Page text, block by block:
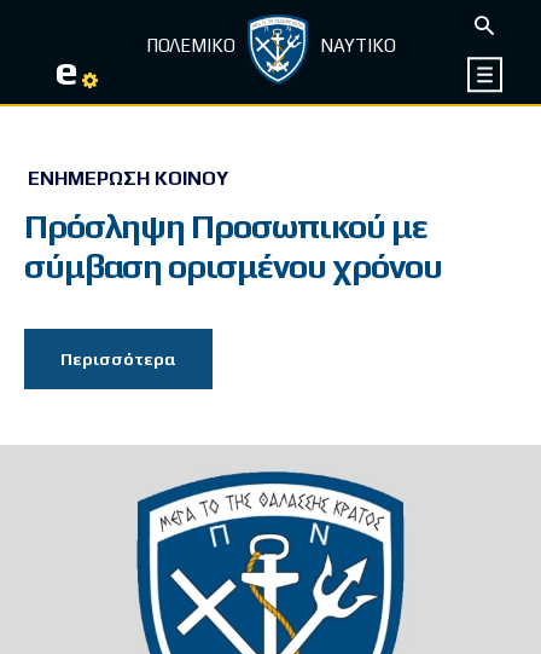
e ΠΟΛΕΜΙΚΟ ΝΑΥΤΙΚΟ
ΕΝΗΜΈΡΩΣΗ ΚΟΙΝΟΎ
Πρόσληψη Προσωπικού με
σύμβαση ορισμένου χρόνου
Περισσότερα